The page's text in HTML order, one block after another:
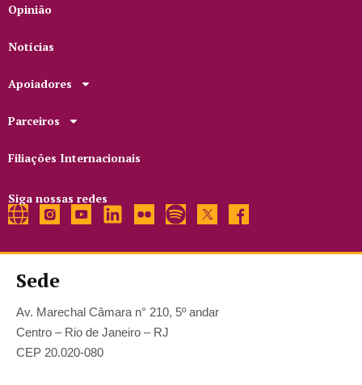
Opinião
Notícias
Apoiadores
Parceiros
Filiações Internacionais
Siga nossas redes
Sede
Av. Marechal Câmara n° 210, 5º andar
Centro – Rio de Janeiro – RJ
CEP 20.020-080